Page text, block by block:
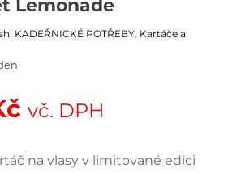
Lemonade
KADEŘNICKÉ POTŘEBY Kartáče a
vč. DPH
na vlasy v limitované edici